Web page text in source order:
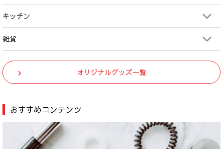
キッチン
雑貨
オリジナルグッズ一覧
おすすめコンテンツ